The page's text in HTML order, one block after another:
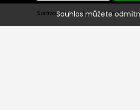
Souhlas můžete
SprávceVáš prostor, s.r.o.| Grafický